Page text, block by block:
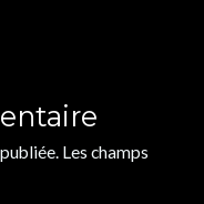
Les champs